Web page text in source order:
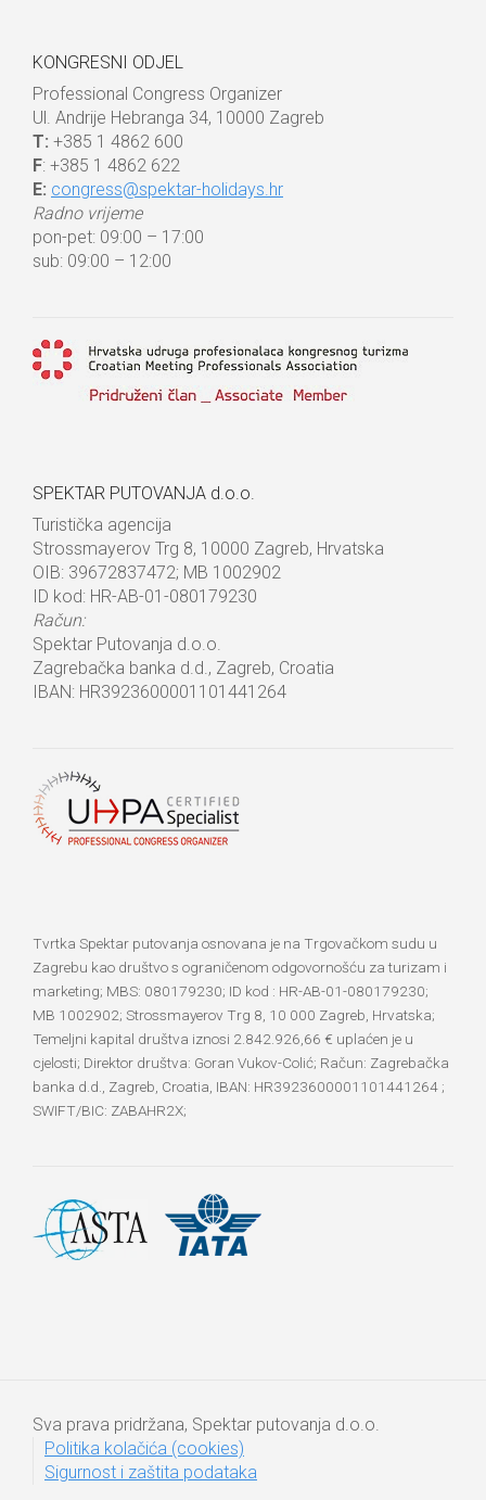
KONGRESNI ODJEL
Professional Congress Organizer
Ul. Andrije Hebranga 34, 10000 Zagreb
T: +385 1 4862 600
F: +385 1 4862 622
E: congress@spektar-holidays.hr
Radno vrijeme
pon-pet: 09:00 – 17:00
sub: 09:00 – 12:00
SPEKTAR PUTOVANJA d.o.o.
Turistička agencija
Strossmayerov Trg 8, 10000 Zagreb, Hrvatska
OIB: 39672837472; MB 1002902
ID kod: HR-AB-01-080179230
Račun:
Spektar Putovanja d.o.o.
Zagrebačka banka d.d., Zagreb, Croatia
IBAN: HR3923600001101441264
Tvrtka Spektar putovanja osnovana je na Trgovačkom sudu u
Zagrebu kao društvo s ograničenom odgovornošću za turizam i
marketing; MBS: 080179230; ID kod : HR-AB-01-080179230;
MB 1002902; Strossmayerov Trg 8, 10 000 Zagreb, Hrvatska;
Temeljni kapital društva iznosi 2.842.926,66 € uplaćen je u
cjelosti; Direktor društva: Goran Vukov-Colić; Račun: Zagrebačka
banka d.d., Zagreb, Croatia, IBAN: HR3923600001101441264 ;
SWIFT/BIC: ZABAHR2X;
Sva prava pridržana, Spektar putovanja d.o.o.
Politika kolačića (cookies)
Sigurnost i zaštita podataka